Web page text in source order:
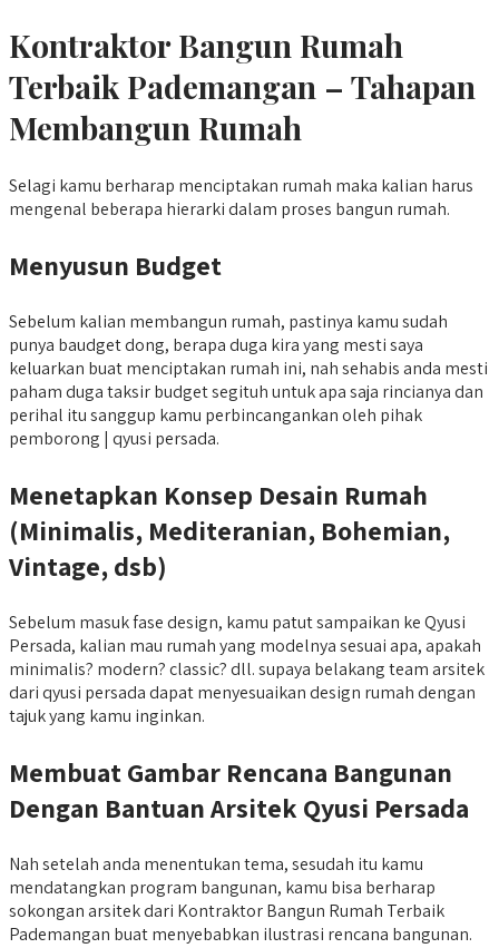
Kontraktor Bangun Rumah
Terbaik Pademangan – Tahapan
Membangun Rumah
Selagi kamu berharap menciptakan rumah maka kalian harus
mengenal beberapa hierarki dalam proses bangun rumah.
Menyusun Budget
Sebelum kalian membangun rumah, pastinya kamu sudah
punya baudget dong, berapa duga kira yang mesti saya
keluarkan buat menciptakan rumah ini, nah sehabis anda mesti
paham duga taksir budget segituh untuk apa saja rincianya dan
perihal itu sanggup kamu perbincangankan oleh pihak
pemborong | qyusi persada.
Menetapkan Konsep Desain Rumah
(Minimalis, Mediteranian, Bohemian,
Vintage, dsb)
Sebelum masuk fase design, kamu patut sampaikan ke Qyusi
Persada, kalian mau rumah yang modelnya sesuai apa, apakah
minimalis? modern? classic? dll. supaya belakang team arsitek
dari qyusi persada dapat menyesuaikan design rumah dengan
tajuk yang kamu inginkan.
Membuat Gambar Rencana Bangunan
Dengan Bantuan Arsitek Qyusi Persada
Nah setelah anda menentukan tema, sesudah itu kamu
mendatangkan program bangunan, kamu bisa berharap
sokongan arsitek dari Kontraktor Bangun Rumah Terbaik
Pademangan buat menyebabkan ilustrasi rencana bangunan.